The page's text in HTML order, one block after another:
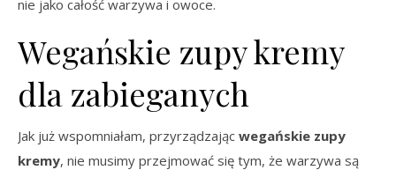
nie jako całość warzywa i owoce.
Wegańskie zupy kremy
dla zabieganych
Jak już wspomniałam, przyrządzając wegańskie zupy
kremy, nie musimy przejmować się tym, że warzywa są